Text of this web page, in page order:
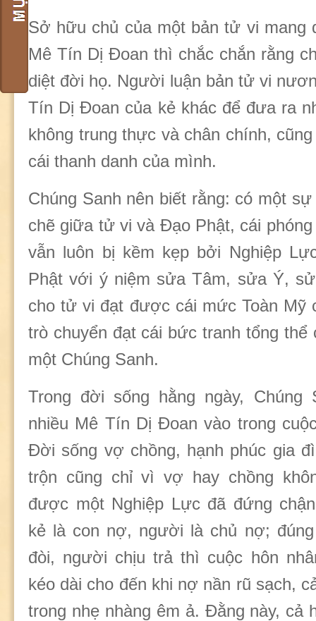
Sở hữu chủ của một bản tử vi mang
Mê Tín Dị Đoan thì chắc chắn rằng
diệt đời họ. Người luận bản tử vi
Tín Dị Đoan của kẻ khác để đưa ra
không trung thực và chân chính,
cái thanh danh của mình.
Chúng Sanh nên biết rằng: có một
chẽ giữa tử vi và Đạo Phật, cái
vẫn luôn bị kềm kẹp bởi Nghiệp
Phật với ý niệm sửa Tâm, sửa Ý,
cho tử vi đạt được cái mức Toàn Mỹ
trò chuyển đạt cái bức tranh tổng thể
một Chúng Sanh.
Trong đời sống hằng ngày, Chúng
nhiều Mê Tín Dị Đoan vào trong
Đời sống vợ chồng, hạnh phúc gia
trộn cũng chỉ vì vợ hay chồng
được một Nghiệp Lực đã đứng
kẻ là con nợ, người là chủ nợ;
đòi, người chịu trả thì cuộc hôn
kéo dài cho đến khi nợ nần rũ sạch,
trong nhẹ nhàng êm ả. Đằng này, cả